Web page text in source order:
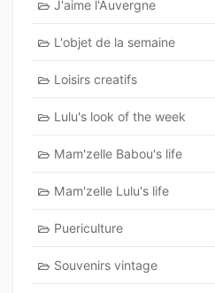
J'aime l'Auvergne
L'objet de la semaine
Loisirs creatifs
Lulu's look of the week
Mam'zelle Babou's life
Mam'zelle Lulu's life
Puericulture
Souvenirs vintage